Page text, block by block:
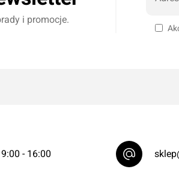
i promocje.
- 16:00